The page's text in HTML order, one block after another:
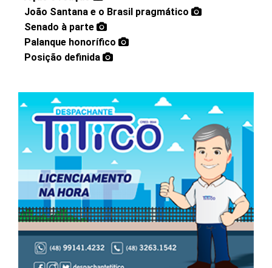
João Santana e o Brasil pragmático
Senado à parte
Palanque honorífico
Posição definida